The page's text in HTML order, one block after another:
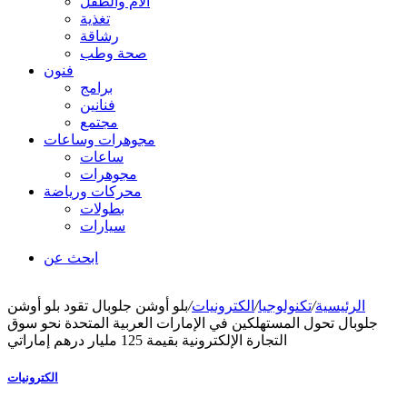
تغذية
رشاقة
صحة وطب
فنون
برامج
فنانين
مجتمع
مجوهرات وساعات
ساعات
مجوهرات
محركات ورياضة
بطولات
سيارات
ابحث عن
الرئيسية/تكنولوجيا/ الكترونيات/بلو أوشن جلوبال تقود بلو أوشن
جلوبال تحول المستهلكين في الإمارات العربية المتحدة نحو سوق
التجارة الإلكترونية بقيمة 125 مليار درهم إماراتي
الكترونيات